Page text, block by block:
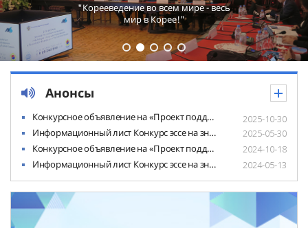
"Корееведeние во вceм мире - вecь
мир в Корее!"
Анонсы
Конкурсное объявление на «Проект поддержки в разработке образовательного контента и деятельности для распространения объективной информации о Корее» 2026 г.
2025-10-30
Информационный лист Конкурс эссе на знание Кореи-2025
2025-05-30
Конкурсное объявление на «Проект поддержки в разработке образовательного контента и деятельности для распространения объективной информации о Корее» 2025 г.
2024-10-18
Информационный лист Конкурс эссе на знание Кореи-2024
2024-05-13